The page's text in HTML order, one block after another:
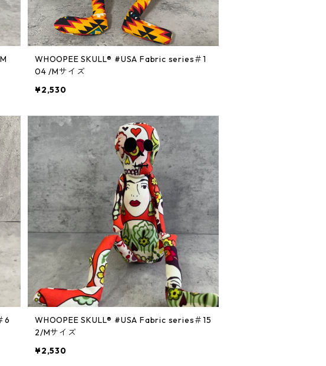
WHOOPEE SKULL® #USA Fabric series＃1
04 /Mサイズ
¥2,530
WHOOPEE SKULL® #USA Fabric series＃15
2/Mサイズ
¥2,530